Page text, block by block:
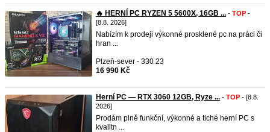
🔥 HERNÍ PC RYZEN 5 5600X, 16GB ... - TOP -
[8.8. 2026]
Nabízím k prodeji výkonné prosklené pc na práci či
hran ...
Plzeň-sever - 330 23
16 990 Kč
Herní PC — RTX 3060 12GB, Ryze ... - TOP - [8.8.
2026]
Prodám plně funkční, výkonné a tiché herní PC s
kvalitn ...